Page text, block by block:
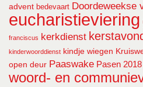
advent bedevaart Doordeweekse
eucharistieviering
franciscus kerkdienst
kinderwoorddienst kindje wiegen
open deur Paaswake Pasen 2018
woord- en